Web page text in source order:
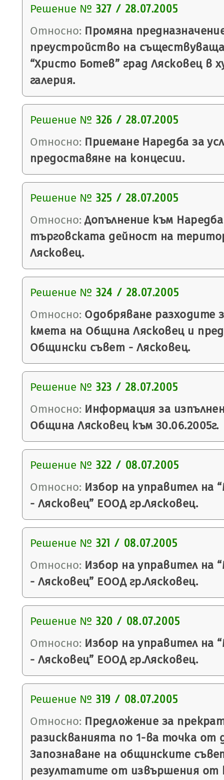
Решение № 327 / 28.07.2005
Относно: Промяна
преустройство на
“Христо Ботев” град Лясковец в
галерия.
Решение № 326 / 28.07.2005
Относно: Приемане Наредба за
предоставяне на концесии.
Решение № 325 / 28.07.2005
Относно: Допълнение към
търговската дейност на
Лясковец.
Решение № 324 / 28.07.2005
Относно: Одобряване разходите
кмета на Община Лясковец и
Общински съвет - Лясковец.
Решение № 323 / 28.07.2005
Относно: Информация за
Община Лясковец към 30.06.2005г.
Решение № 322 / 08.07.2005
Относно: Избор на управител на
- Лясковец” ЕООД гр.Лясковец.
Решение № 321 / 08.07.2005
Относно: Избор на управител на
- Лясковец” ЕООД гр.Лясковец.
Решение № 320 / 08.07.2005
Относно: Избор на управител на
- Лясковец” ЕООД гр.Лясковец.
Решение № 319 / 08.07.2005
Относно: Предложение за
разискванията по 1-ва точка от
Запознаване на общинските
резултатите от извършения от